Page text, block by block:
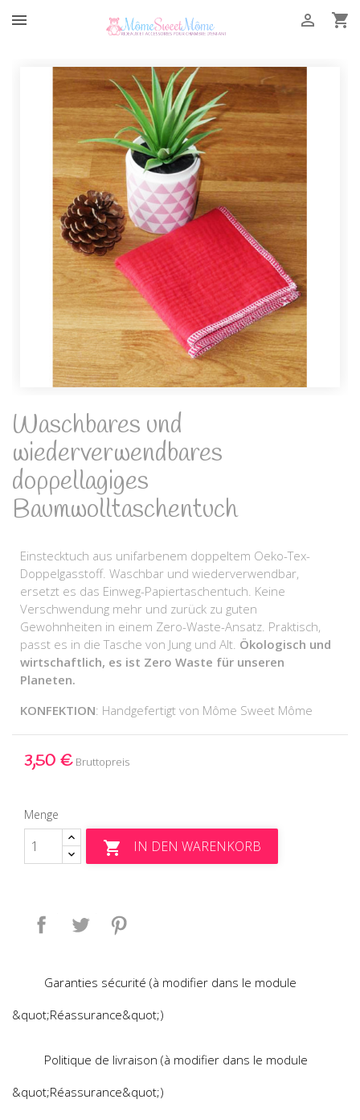
 

Waschbares und
wiederverwendbares
doppellagiges
Baumwolltaschentuch
Einstecktuch aus unifarbenem doppeltem Oeko-Tex-
Doppelgasstoff. Waschbar und wiederverwendbar,
ersetzt es das Einweg-Papiertaschentuch. Keine
Verschwendung mehr und zurück zu guten
Gewohnheiten in einem Zero-Waste-Ansatz. Praktisch,
passt es in die Tasche von Jung und Alt. Ökologisch und
wirtschaftlich, es ist Zero Waste für unseren
Planeten.
KONFEKTION: Handgefertigt von Môme Sweet Môme
3,50 € Bruttopreis
Menge
 IN DEN WARENKORB
Teilen Tweet
Garanties sécurité (à modifier dans le module
&quot;Réassurance&quot;)
Politique de livraison (à modifier dans le module
&quot;Réassurance&quot;)